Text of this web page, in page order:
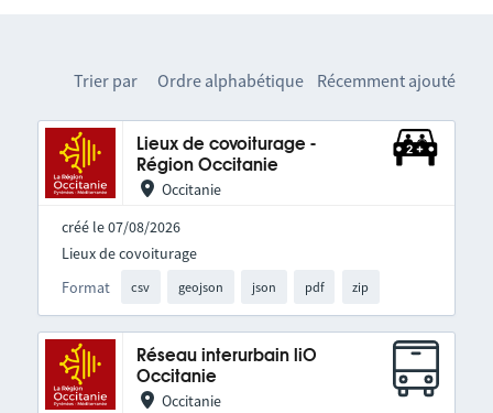
Trier par Ordre alphabétique Récemment ajouté
Lieux de covoiturage -
Région Occitanie
Occitanie
créé le 07/08/2026
Format csv geojson json pdf zip
Lieux de covoiturage
Réseau interurbain liO
Occitanie
Occitanie